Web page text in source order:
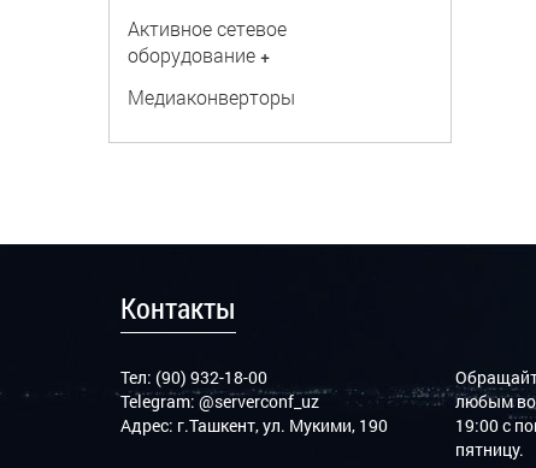
Активное сетевое
оборудование +
Медиаконверторы
Контакты
Тел: (90) 932-18-00
Telegram:@serverconf_uz
Адрес: г.Ташкент, ул. Мукими, 190
любым
19:00 с
пятницу.